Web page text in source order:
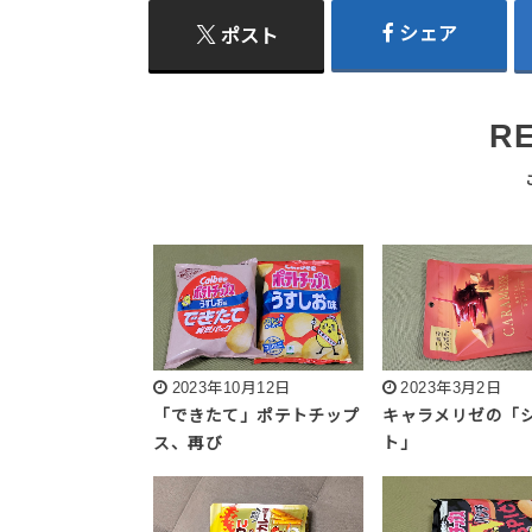
ポスト シェア
2023年10月12日
「できたて」ポテトチップ
ス、再び
2023年3月2日
キャラメリゼの「
ト」